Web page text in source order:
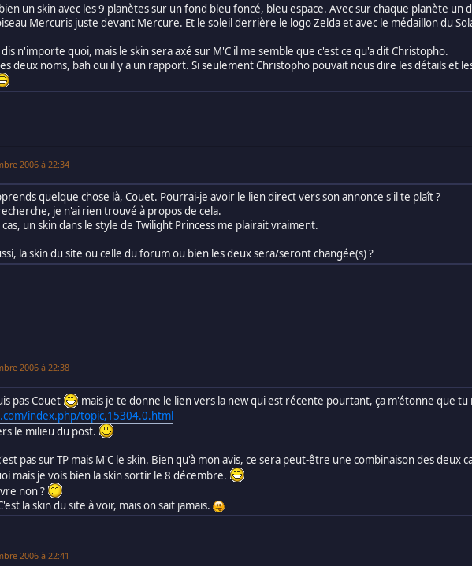
un skin avec les 9 planètes sur un fond bleu foncé, bleu espace. Avec sur chaque planète
Mercuris juste devant Mercure. Et le soleil derrière le logo Zelda et avec le médaillon du
n'importe quoi, mais le skin sera axé sur M'C il me semble que c'est ce qu'a dit Christopho.
deux noms, bah oui il y a un rapport. Si seulement Christopho pouvait nous dire les détails et
2006 à 22:34
quelque chose là, Couet. Pourrai-je avoir le lien direct vers son annonce s'il te plaît ?
je n'ai rien trouvé à propos de cela.
un skin dans le style de Twilight Princess me plairait vraiment.
la skin du site ou celle du forum ou bien les deux sera/seront changée(s) ?
2006 à 22:38
pas Couet
mais je te donne le lien vers la new qui est récente pourtant, ça m'étonne que tu
index.php/topic,15304.0.html
le milieu du post.
pas sur TP mais M'C le skin. Bien qu'à mon avis, ce sera peut-être une combinaison des
mais je vois bien la skin sortir le 8 décembre.
non ?
la skin du site à voir, mais on sait jamais.
2006 à 22:41